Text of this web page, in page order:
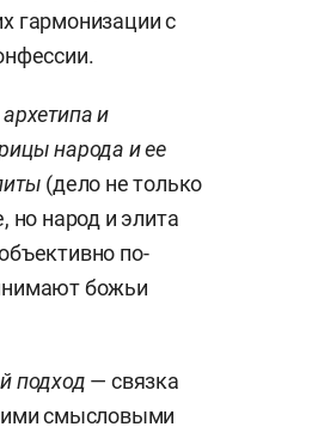
гармонизации с
и
народа и ее
(дело не только
но народ и элита
по-
божьи
подход — связка
смысловыми